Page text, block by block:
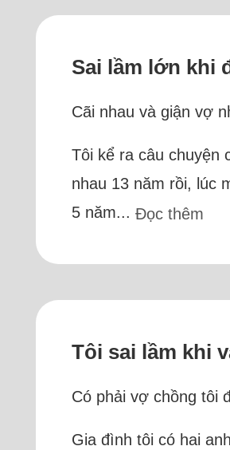
Sai lầm lớn khi
Cãi nhau và giận vợ
Tôi kể ra câu chuyện
nhau 13 năm rồi, lúc
5 năm...Đọc thêm
Tôi sai lầm khi
Có phải vợ chồng tôi
Gia đình tôi có hai